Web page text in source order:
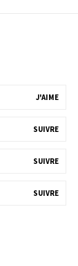
J'AIME
SUIVRE
SUIVRE
SUIVRE